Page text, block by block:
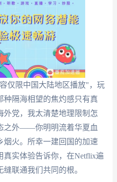
仅限中国大陆地区播放"，玩
种隔海相望的焦灼感只有真
外党，我太清楚地理限制怎
之外——你明明流着华夏血
烟火。所幸一建回国的加速
真实体验告诉你，在Netflix遍
联通我们共同的根。